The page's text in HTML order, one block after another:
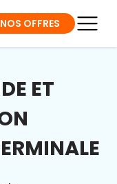
NOS OFFRES
ET